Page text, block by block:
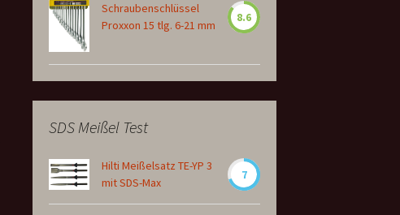
Schraubenschlüssel
Proxxon 15 tlg. 6-21 mm
8.6
SDS Meißel Test
Hilti Meißelsatz TE-YP 3
mit SDS-Max
7